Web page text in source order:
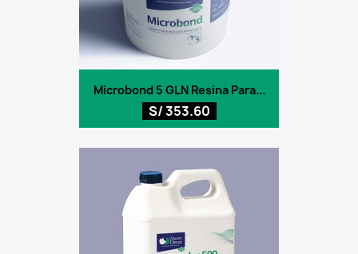
Microbond 5 GLN Resina Para...
S/ 353.60